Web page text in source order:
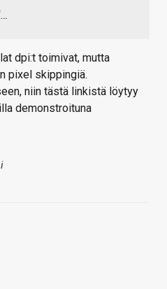
dpi:t toimivat, mutta
pixel skippingiä.
niin tästä linkistä löytyy
demonstroituna